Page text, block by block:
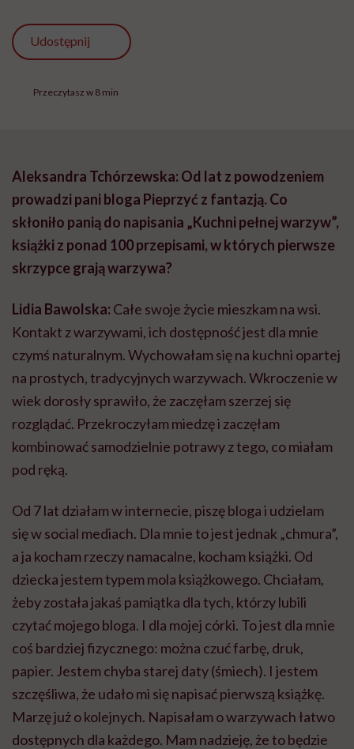
Udostępnij
Przeczytasz w 8 min
Aleksandra Tchórzewska: Od lat z powodzeniem
prowadzi pani bloga Pieprzyć z fantazją. Co
skłoniło panią do napisania „Kuchni pełnej warzyw”,
książki z ponad 100 przepisami, w których pierwsze
skrzypce grają warzywa?
Lidia Bawolska: Całe swoje życie mieszkam na wsi.
Kontakt z warzywami, ich dostępność jest dla mnie
czymś naturalnym. Wychowałam się na kuchni opartej
na prostych, tradycyjnych warzywach. Wkroczenie w
wiek dorosły sprawiło, że zaczęłam szerzej się
rozglądać. Przekroczyłam miedzę i zaczęłam
kombinować samodzielnie potrawy z tego, co miałam
pod ręką.
Od 7 lat działam w internecie, piszę bloga i udzielam
się w social mediach. Dla mnie to jest jednak „chmura”,
a ja kocham rzeczy namacalne, kocham książki. Od
dziecka jestem typem mola książkowego. Chciałam,
żeby została jakaś pamiątka dla tych, którzy lubili
czytać mojego bloga. I dla mojej córki. To jest dla mnie
coś bardziej fizycznego: można czuć farbę, druk,
papier. Jestem chyba starej daty (śmiech). I jestem
szczęśliwa, że udało mi się napisać pierwszą książkę.
Marzę już o kolejnych. Napisałam o warzywach łatwo
dostępnych dla każdego. Mam nadzieję, że to będzie